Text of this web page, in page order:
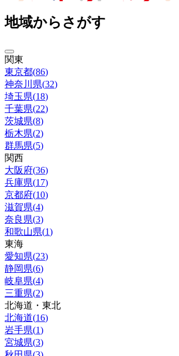
地域からさがす
関東
東京都(86)
神奈川県(32)
埼玉県(18)
千葉県(22)
茨城県(8)
栃木県(2)
群馬県(5)
関西
大阪府(36)
兵庫県(17)
京都府(10)
滋賀県(4)
奈良県(3)
和歌山県(1)
東海
愛知県(23)
静岡県(6)
岐阜県(4)
三重県(2)
北海道・東北
北海道(16)
岩手県(1)
宮城県(3)